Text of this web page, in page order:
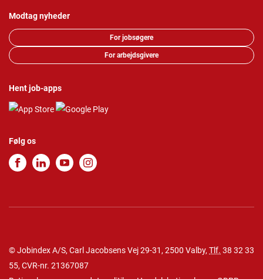
Modtag nyheder
For jobsøgere
For arbejdsgivere
Hent job-apps
Følg os
© Jobindex A/S, Carl Jacobsens Vej 29-31, 2500 Valby, Tlf. 38 32 33
55, CVR-nr. 21367087